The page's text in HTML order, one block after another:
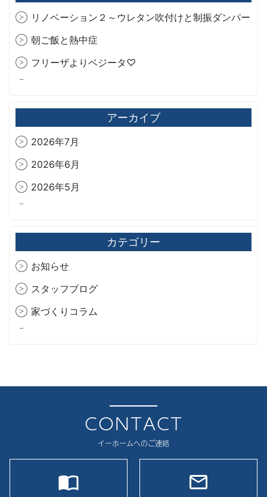
リノベーション２～ウレタン吹付けと制振ダンパー
朝ご飯と熱中症
フリーザよりベジータ♡
旧藏内邸
アーカイブ
2026年7月
2026年6月
2026年5月
2026年3月
2026年2月
2025年5月
2025年4月
カテゴリー
お知らせ
スタッフブログ
家づくりコラム
CONTACT
イーホームへのご連絡
import_contacts mail_outline